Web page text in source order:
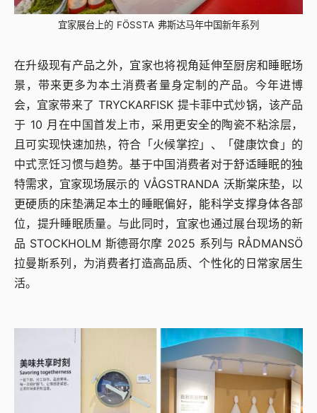
宜家展台上的 FÖSSTA 弗斯达马年中国新年系列
在升级现有产品之外，宜家也将视角延伸至厨房和睡眠场
景，带来更多为本土消费者量身定制的产品。今年进博
会，宜家带来了 TRYCKARFISK 提卡菲中式炒锅，该产品
于 10 月在中国首发上市，采用更安全的陶瓷不粘涂层，
且可实现快速加热，符合「火候掌控」、「健康饮食」的
中式烹饪习惯与趋势。基于中国消费者对于舒适睡眠的独
特需求，宜家现场展示的 VÅGSTRANDA 沃斯棠床垫，以
更硬质的床垫满足本土的睡眠偏好，能科学支撑身体各部
位，提升睡眠质量。与此同时，宜家也通过展台现场的新
品 STOCKHOLM 斯德哥尔摩 2025 系列与 RÅDMANSÖ
拉曼斯系列，为消费者打造高品质、个性化的日常家居生
活。